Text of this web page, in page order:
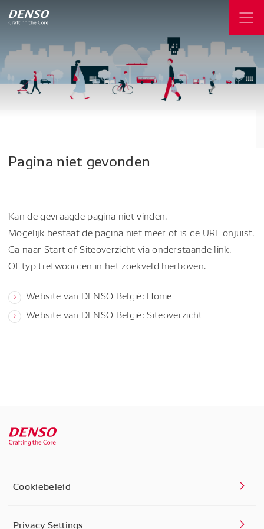
Pagina niet gevonden
Kan de gevraagde pagina niet vinden.
Mogelijk bestaat de pagina niet meer of is de URL onjuist.
Ga naar Start of Siteoverzicht via onderstaande link.
Of typ trefwoorden in het zoekveld hierboven.
Website van DENSO België: Home
Website van DENSO België: Siteoverzicht
Cookiebeleid
Privacy Settings